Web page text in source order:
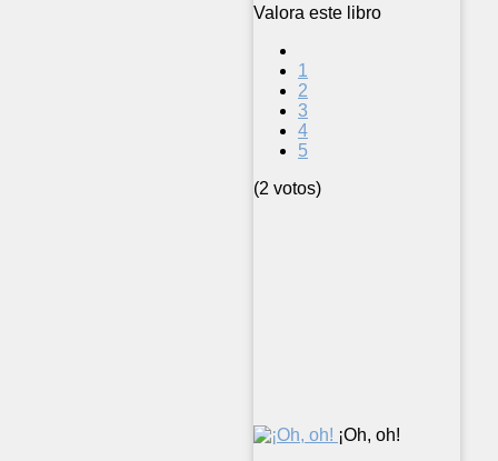
Valora este libro
1
2
3
4
5
(2 votos)
¡Oh, oh!